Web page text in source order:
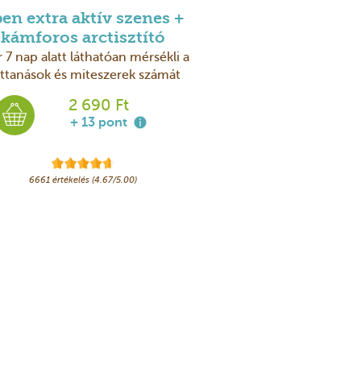
extra aktív szenes +
kámforos arctisztító
7 nap alatt láthatóan mérsékli a
és miteszerek számát
2 690 Ft
+ 13 pont
6661 értékelés (4.67/5.00)